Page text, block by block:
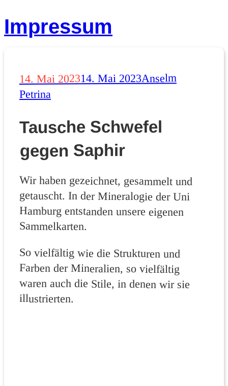
Impressum
Veröffentlicht
am
14. Mai 202314. Mai 2023Autor
Anselm
Petrina
Tausche Schwefel
gegen Saphir
Wir haben gezeichnet, gesammelt und
getauscht. In der Mineralogie der Uni
Hamburg entstanden unsere eigenen
Sammelkarten.
So vielfältig wie die Strukturen und
Farben der Mineralien, so vielfältig
waren auch die Stile, in denen wir sie
illustrierten.